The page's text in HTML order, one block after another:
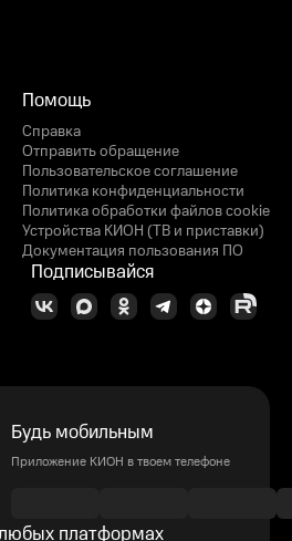
Помощь
Справка
Отправить обращение
Пользовательское соглашение
Политика конфиденциальности
Политика обработки файлов cookie
Устройства КИОН (ТВ и приставки)
Документация пользования ПО
Подписывайся
Будь мобильным
Приложение КИОН в твоем телефоне
платформах